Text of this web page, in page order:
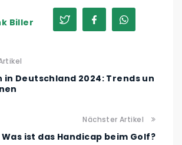
Biller
in Deutschland 2024: Trends un
Nächster Artikel
Was ist das Handicap beim Golf?